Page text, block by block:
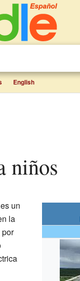
English
niños
un
la